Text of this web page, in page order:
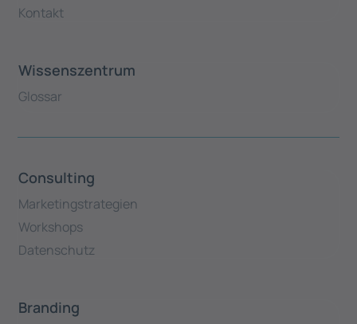
Kontakt
Wissenszentrum
Glossar
Consulting
Marketingstrategien
Workshops
Datenschutz
Branding